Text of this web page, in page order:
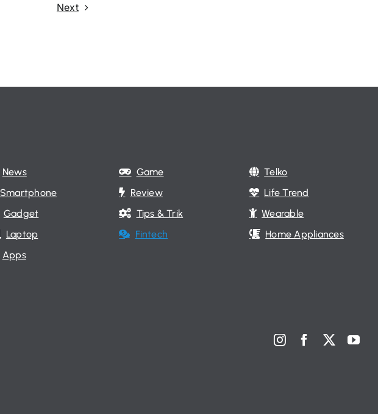
Next
News
Smartphone
Gadget
Laptop
Apps
Game
Review
Tips & Trik
Fintech
Telko
Life Trend
Wearable
Home Appliances